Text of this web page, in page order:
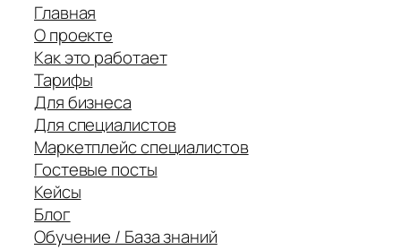
Главная
О проекте
Как это работает
Тарифы
Для бизнеса
Для специалистов
Маркетплейс специалистов
Гостевые посты
Кейсы
Блог
Обучение / База знаний